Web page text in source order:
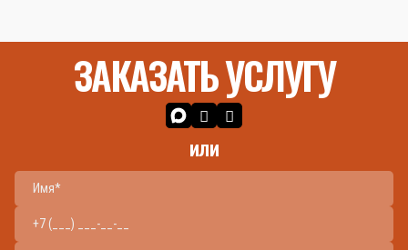
ЗАКАЗАТЬ УСЛУГУ
или